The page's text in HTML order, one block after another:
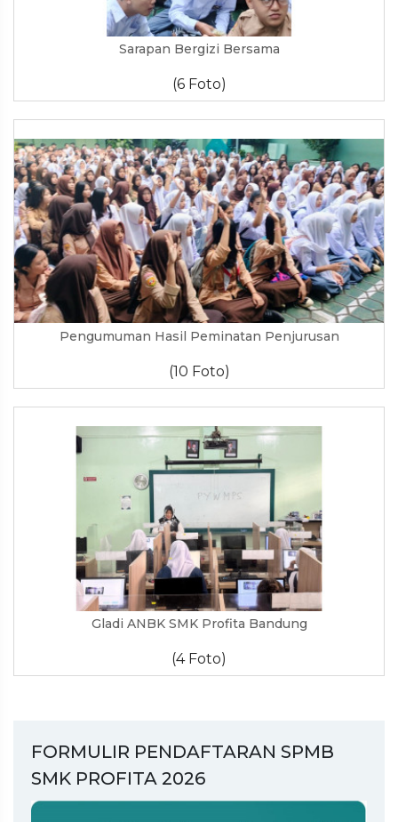
Sarapan Bergizi Bersama
(6 Foto)
Pengumuman Hasil Peminatan Penjurusan
(10 Foto)
Gladi ANBK SMK Profita Bandung
(4 Foto)
FORMULIR PENDAFTARAN SPMB
SMK PROFITA 2026